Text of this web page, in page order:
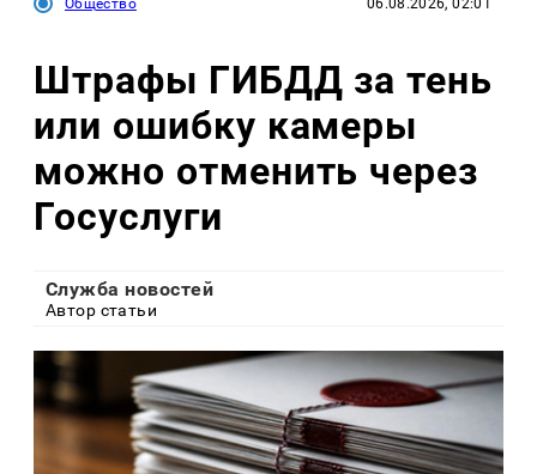
Общество 06.08.2026, 02:01
Штрафы ГИБДД за тень
или ошибку камеры
можно отменить через
Госуслуги
Служба новостей
Автор статьи